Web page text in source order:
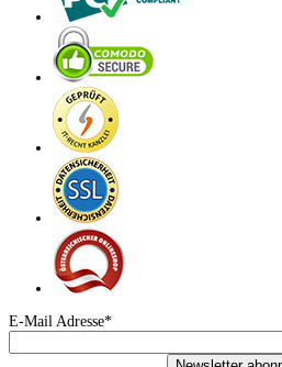
E-Mail Adresse*